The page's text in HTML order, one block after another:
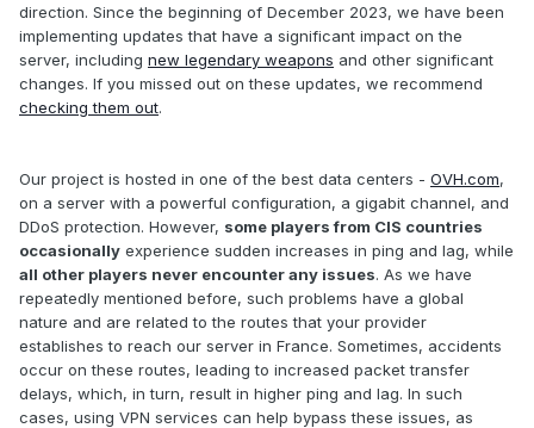
direction. Since the beginning of December 2023, we have been
implementing updates that have a significant impact on the
server, including new legendary weapons and other significant
changes. If you missed out on these updates, we recommend
checking them out.
Our project is hosted in one of the best data centers - OVH.com,
on a server with a powerful configuration, a gigabit channel, and
DDoS protection. However, some players from CIS countries
occasionally experience sudden increases in ping and lag, while
all other players never encounter any issues. As we have
repeatedly mentioned before, such problems have a global
nature and are related to the routes that your provider
establishes to reach our server in France. Sometimes, accidents
occur on these routes, leading to increased packet transfer
delays, which, in turn, result in higher ping and lag. In such
cases, using VPN services can help bypass these issues, as